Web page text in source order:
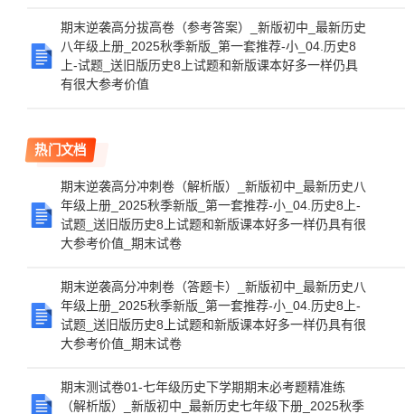
期末逆袭高分拔高卷（参考答案）_新版初中_最新历史
八年级上册_2025秋季新版_第一套推荐-小_04.历史8
上-试题_送旧版历史8上试题和新版课本好多一样仍具
有很大参考价值
热门文档
期末逆袭高分冲刺卷（解析版）_新版初中_最新历史八
年级上册_2025秋季新版_第一套推荐-小_04.历史8上-
试题_送旧版历史8上试题和新版课本好多一样仍具有很
大参考价值_期末试卷
期末逆袭高分冲刺卷（答题卡）_新版初中_最新历史八
年级上册_2025秋季新版_第一套推荐-小_04.历史8上-
试题_送旧版历史8上试题和新版课本好多一样仍具有很
大参考价值_期末试卷
期末测试卷01-七年级历史下学期期末必考题精准练
（解析版）_新版初中_最新历史七年级下册_2025秋季